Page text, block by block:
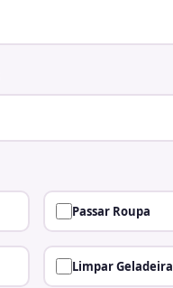
Passar Roupa
Limpar Geladeira